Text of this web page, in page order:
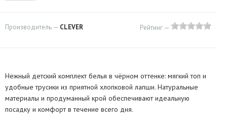
Производитель — CLEVER Рейтинг —
Нежный детский комплект белья в чёрном оттенке: мягкий топ и
удобные трусики из приятной хлопковой лапши. Натуральные
материалы и продуманный крой обеспечивают идеальную
посадку и комфорт в течение всего дня.